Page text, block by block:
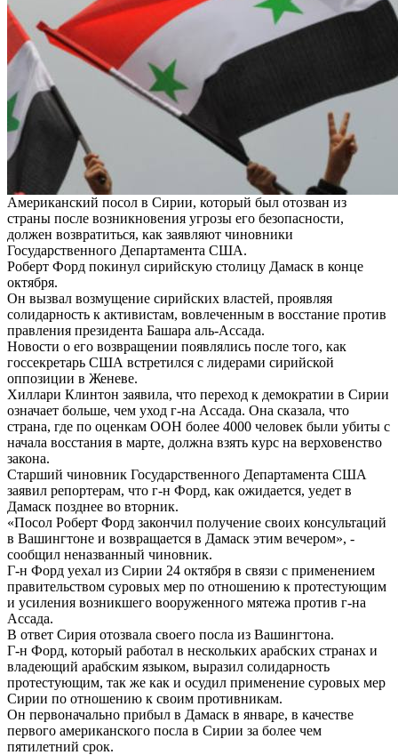
Американский посол в Сирии, который был отозван из
страны после возникновения угрозы его безопасности,
должен возвратиться, как заявляют чиновники
Государственного Департамента США.
Роберт Форд покинул сирийскую столицу Дамаск в конце
октября.
Он вызвал возмущение сирийских властей, проявляя
солидарность к активистам, вовлеченным в восстание против
правления президента Башара аль-Ассада.
Новости о его возвращении появлялись после того, как
госсекретарь США встретился с лидерами сирийской
оппозиции в Женеве.
Хиллари Клинтон заявила, что переход к демократии в Сирии
означает больше, чем уход г-на Ассада. Она сказала, что
страна, где по оценкам ООН более 4000 человек были убиты с
начала восстания в марте, должна взять курс на верховенство
закона.
Старший чиновник Государственного Департамента США
заявил репортерам, что г-н Форд, как ожидается, уедет в
Дамаск позднее во вторник.
«Посол Роберт Форд закончил получение своих консультаций
в Вашингтоне и возвращается в Дамаск этим вечером», -
сообщил неназванный чиновник.
Г-н Форд уехал из Сирии 24 октября в связи с применением
правительством суровых мер по отношению к протестующим
и усиления возникшего вооруженного мятежа против г-на
Ассада.
В ответ Сирия отозвала своего посла из Вашингтона.
Г-н Форд, который работал в нескольких арабских странах и
владеющий арабским языком, выразил солидарность
протестующим, так же как и осудил применение суровых мер
Сирии по отношению к своим противникам.
Он первоначально прибыл в Дамаск в январе, в качестве
первого американского посла в Сирии за более чем
пятилетний срок.